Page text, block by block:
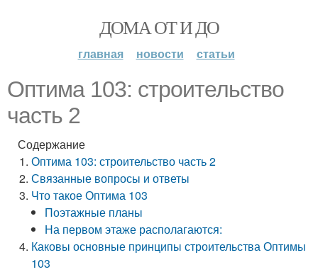
ДОМА ОТ И ДО
главная новости статьи
Оптима 103: строительство
часть 2
Содержание
Оптима 103: строительство часть 2
Связанные вопросы и ответы
Что такое Оптима 103
Поэтажные планы
На первом этаже располагаются:
Каковы основные принципы строительства Оптимы
103